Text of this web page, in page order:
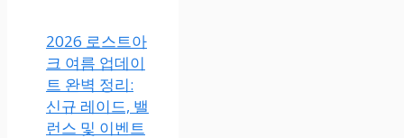
2026 로스트아
크 여름 업데이
트 완벽 정리:
신규 레이드, 밸
런스 및 이벤트